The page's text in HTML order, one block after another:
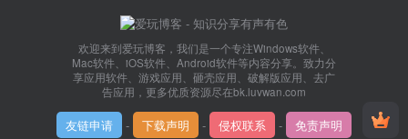
欢迎来到爱玩博客，我们是一个专注Windows软件、
Mac软件、iOS软件、Android软件等内容分享。致力分
享应用软件、游戏应用、砸壳应用、破解版应用、去广
告应用，更多优质资源尽在bk.luvwan.com
友链申请 - 下载声明 - 侵权联系 - 免责声明